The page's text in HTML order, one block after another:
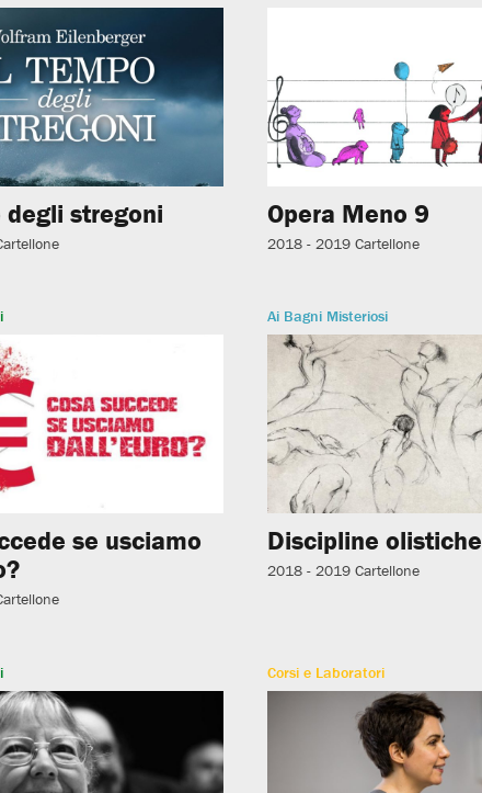
stregoni Opera Meno 9
2018 - 2019 Cartellone
se usciamo
Ai Bagni Misteriosi
Discipline olistiche
2018 - 2019 Cartellone
Corsi e Laboratori